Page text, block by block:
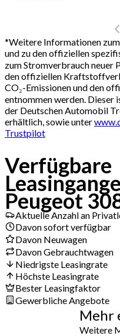
*Weitere Informationen
und zu den offiziellen
zum Stromverbrauch neuer
den offiziellen
CO₂-Emissionen und den
entnommen werden. Dieser
der Deutschen Automobil
erhältlich, sowie unter
Trustpilot
Verfügbare
Peugeot
Aktuelle Anzahl an
Davon sofort verfügbar
Davon Neuwagen
Davon Gebrauchtwagen
Niedrigste Leasingrate
Höchste Leasingrate
Bester Leasingfaktor
Gewerbliche Angebote
Mehr
Weitere